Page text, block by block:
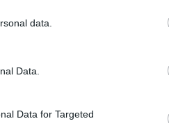
data.
Data.
Data for Targeted
το νομοθετικό
εν τούτοις η μη
με ποινή φυλάκισης από
ποσό που αντιστοιχεί